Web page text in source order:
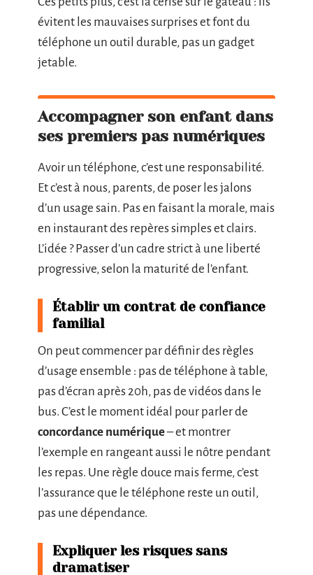
évitent les mauvaises surprises et font du
téléphone un outil durable, pas un gadget
jetable.
Accompagner son enfant dans
ses premiers pas numériques
Avoir un téléphone, c’est une responsabilité.
Et c’est à nous, parents, de poser les jalons
d’un usage sain. Pas en faisant la morale, mais
en instaurant des repères simples et clairs.
L’idée ? Passer d’un cadre strict à une liberté
progressive, selon la maturité de l’enfant.
Établir un contrat de confiance
familial
On peut commencer par définir des règles
d’usage ensemble : pas de téléphone à table,
pas d’écran après 20h, pas de vidéos dans le
bus. C’est le moment idéal pour parler de
concordance numérique– et montrer
l’exemple en rangeant aussi le nôtre pendant
les repas. Une règle douce mais ferme, c’est
l’assurance que le téléphone reste un outil,
pas une dépendance.
Expliquer les risques sans
dramatiser